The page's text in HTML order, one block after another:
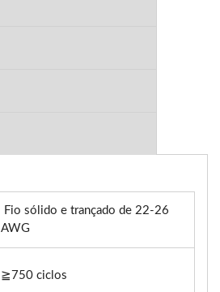
Fio sólido e trançado de 22-26
AWG
≧750 ciclos